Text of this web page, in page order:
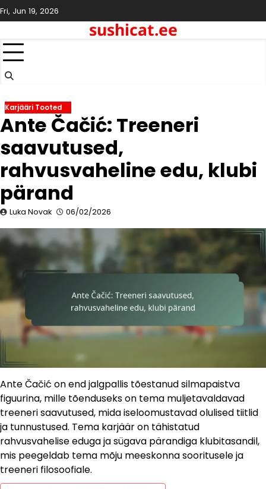
Skip
to
Fri, Jun 19, 2026
sushicat.ee
Karjääri Tooted
Ante Čačić: Treeneri
saavutused,
rahvusvaheline edu, klubi
pärand
Luka Novak 06/02/2026
Ante Čačić on end jalgpallis tõestanud silmapaistva
figuurina, mille tõenduseks on tema muljetavaldavad
treeneri saavutused, mida iseloomustavad olulised tiitlid
ja tunnustused. Tema karjäär on tähistatud
rahvusvahelise eduga ja sügava pärandiga klubitasandil,
mis peegeldab tema mõju meeskonna sooritusele ja
treeneri filosoofiale.